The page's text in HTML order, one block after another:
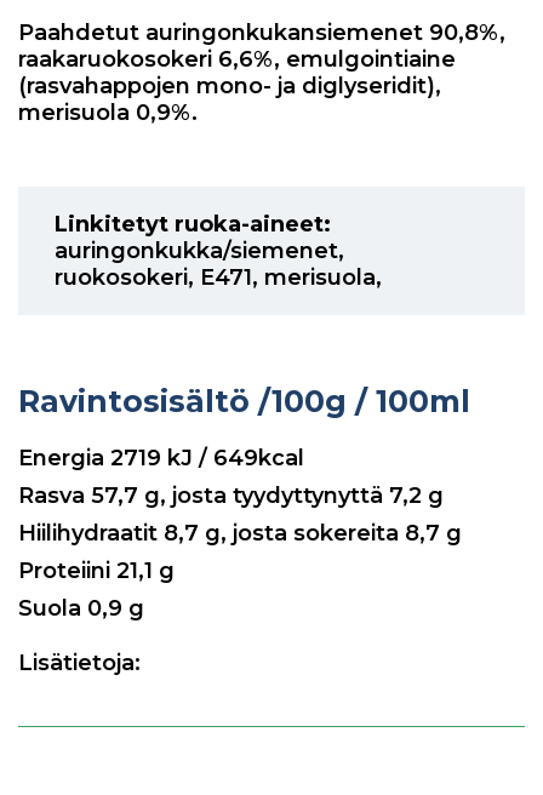
Paahdetut auringonkukansiemenet 90,8%,
raakaruokosokeri 6,6%, emulgointiaine
(rasvahappojen mono- ja diglyseridit),
merisuola 0,9%.
Linkitetyt ruoka-aineet:
auringonkukka/siemenet,
ruokosokeri, E471, merisuola,
Ravintosisältö /100g / 100ml
Energia 2719 kJ / 649kcal
Rasva 57,7 g, josta tyydyttynyttä 7,2 g
Hiilihydraatit 8,7 g, josta sokereita 8,7 g
Proteiini 21,1 g
Suola 0,9 g
Lisätietoja: